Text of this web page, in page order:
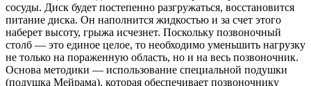
сосуды. Диск будет постепенно разгружаться, восстановится
питание диска. Он наполнится жидкостью и за счет этого
наберет высоту, грыжа исчезнет. Поскольку позвоночный
столб — это единое целое, то необходимо уменьшить нагрузку
не только на пораженную область, но и на весь позвоночник.
Основа методики — использование специальной подушки
(подушка Мейрама), которая обеспечивает позвоночнику